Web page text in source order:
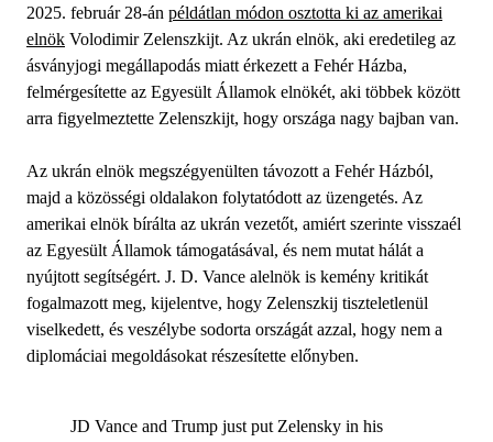
2025. február 28-án példátlan módon osztotta ki az amerikai
elnök Volodimir Zelenszkijt. Az ukrán elnök, aki eredetileg az
ásványjogi megállapodás miatt érkezett a Fehér Házba,
felmérgesítette az Egyesült Államok elnökét, aki többek között
arra figyelmeztette Zelenszkijt, hogy országa nagy bajban van.
Az ukrán elnök megszégyenülten távozott a Fehér Házból,
majd a közösségi oldalakon folytatódott az üzengetés. Az
amerikai elnök bírálta az ukrán vezetőt, amiért szerinte visszaél
az Egyesült Államok támogatásával, és nem mutat hálát a
nyújtott segítségért. J. D. Vance alelnök is kemény kritikát
fogalmazott meg, kijelentve, hogy Zelenszkij tiszteletlenül
viselkedett, és veszélybe sodorta országát azzal, hogy nem a
diplomáciai megoldásokat részesítette előnyben.
JD Vance and Trump just put Zelensky in his